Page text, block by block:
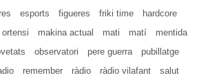
esports figueres friki time
hardcore
ortensi makina actual mati matí
mentida
observatori pere guerra
pubillatge
remember ràdio ràdio vilafant
salut